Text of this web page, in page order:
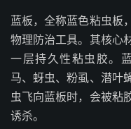
蓝板，全称蓝色粘虫板
物理防治工具。其核心
一层持久性粘虫胶。
马、蚜虫、粉虱、潜叶
虫飞向蓝板时，会被粘
诱杀。